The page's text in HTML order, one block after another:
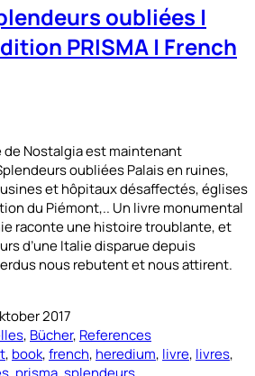
oubliées |
PRISMA | French
de Nostalgia est maintenant
oubliées Palais en ruines,
et hôpitaux désaffectés, églises
du Piémont,.. Un livre monumental
raconte une histoire troublante, et
d’une Italie disparue depuis
nous rebutent et nous attirent.
2017
, Bücher, References
, book,french, heredium, livre, livres,